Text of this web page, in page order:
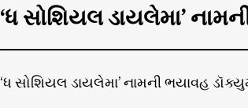
‘ધ સોશિયલ ડાયલેમા’
‘ધ સોશિયલ ડાયલેમા’ નામની ભયાવહ